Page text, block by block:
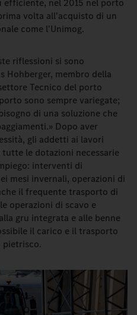
efficiente, nel 2015 nel porto
volta all'acquisto di un
come l'Unimog.
riflessioni si sono
Hohberger, membro della
Tecnico del porto
sono sempre variegate;
di una soluzione che
Dopo aver
gli addetti ai lavori
le dotazioni necessarie
interventi di
mesi invernali, operazioni di
il frequente trasporto di
operazioni di scavo e
gru integrata e alle benne
il carico e il trasporto
pietrisco.